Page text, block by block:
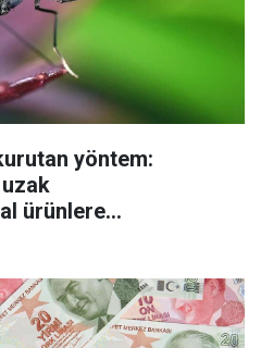
yöntem:
uzak
ürünlere